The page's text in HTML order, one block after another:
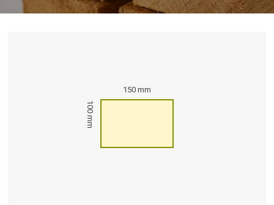
150 mm
100 mm